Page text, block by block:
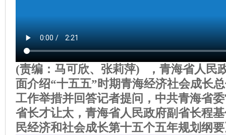
(责编：马可欣、张莉萍) ，青海省人民
面介绍“十五五”时期青海经济社会成长
工作举措并回答记者提问，中共青海省
省长才让太，青海省人民政府副省长程
民经济和社会成长第十五个五年规划纲